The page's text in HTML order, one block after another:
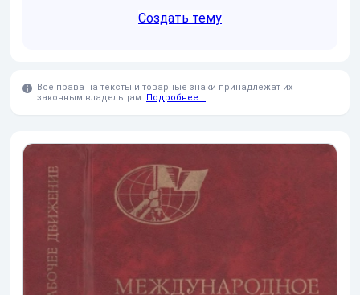
Создать тему
Все права на тексты и товарные знаки принадлежат их
законным владельцам. Подробнее...